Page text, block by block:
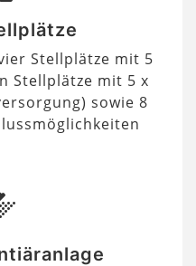
Stellplätze mit 5
Stellplätze mit 5 x
sowie 8